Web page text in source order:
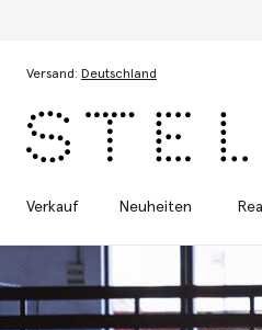
Versand: Deutschland
Verkauf Neuheiten